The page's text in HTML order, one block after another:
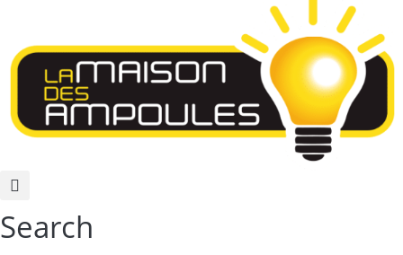
Search